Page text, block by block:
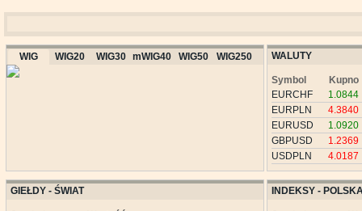
WIG WIG20 WIG30 mWIG40 WIG50 WIG250 WALUTY
Symbol
Kupno
EURCHF
1.0844
EURPLN
4.3840
EURUSD
1.0920
GBPUSD
1.2369
USDPLN
4.0187
GIEŁDY - ŚWIAT INDEKSY -